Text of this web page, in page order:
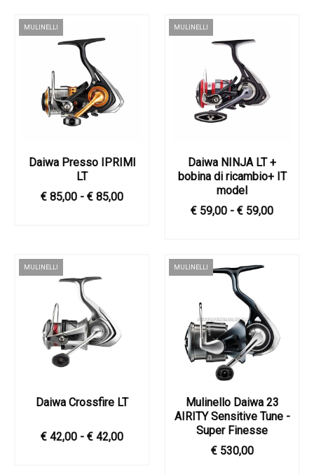
MULINELLI
Daiwa Presso IPRIMI
LT
€ 85,00 - € 85,00
MULINELLI
Daiwa NINJA LT +
bobina di ricambio+ IT
model
€ 59,00 - € 59,00
MULINELLI
Daiwa Crossfire LT
€ 42,00 - € 42,00
MULINELLI
Mulinello Daiwa 23
AIRITY Sensitive Tune -
Super Finesse
€ 530,00